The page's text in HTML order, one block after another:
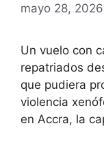
mayo 28, 2026
Un vuelo con
repatriados
que pudiera
violencia
en Accra, la